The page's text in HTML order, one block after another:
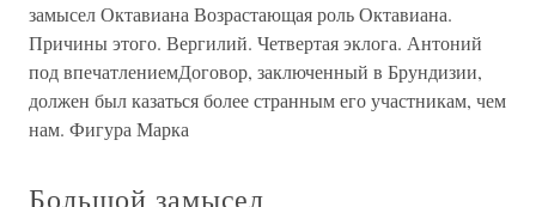
различным образом объясняли
Глава 9. Великий замысел Марка
Антония и малый замысел